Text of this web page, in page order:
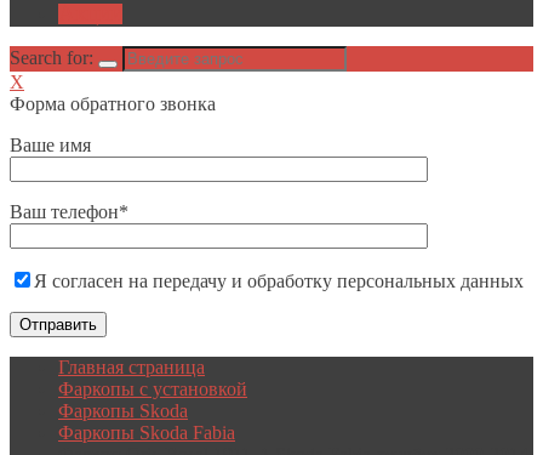
Search for:
X
Форма обратного звонка
Ваше имя
Ваш телефон*
Я согласен на передачу и обработку персональных данных
Главная страница
Фаркопы с установкой
Фаркопы Skoda
Фаркопы Skoda Fabia